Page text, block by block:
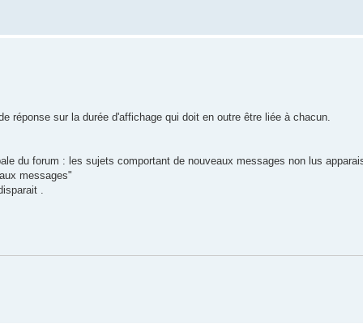
réponse sur la durée d'affichage qui doit en outre être liée à chacun.
du forum : les sujets comportant de nouveaux messages non lus
messages"
.